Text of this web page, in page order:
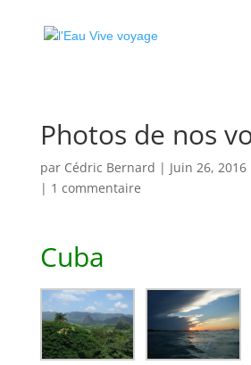
Photos de nos
par Cédric Bernard | Juin 26, 2016
| 1 commentaire
Cuba